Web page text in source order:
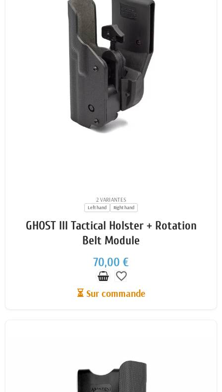
2 VARIANTES
Left hand Right hand
GHOST III Tactical Holster + Rotation
Belt Module
70,00 €
favorite_border
⏳ Sur commande